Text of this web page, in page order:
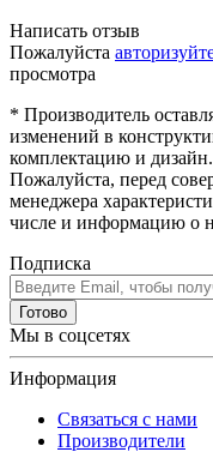
Написать отзыв
Пожалуйста
просмотра
* Производитель
изменений в
комплектацию и дизайн.
Пожалуйста, перед
менеджера
числе и информацию о
Подписка
Готово
Мы в соцсетях
Информация
Связаться с нами
Производители